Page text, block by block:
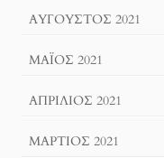
ΑΎΓΟΥΣΤΟΣ 2021
ΜΆΙΟΣ 2021
ΑΠΡΊΛΙΟΣ 2021
ΜΆΡΤΙΟΣ 2021